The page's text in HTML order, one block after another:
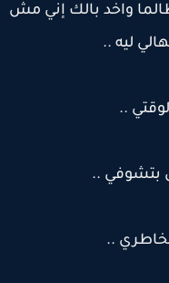
واخد بالك إني مش
ليه ..
..
..
..